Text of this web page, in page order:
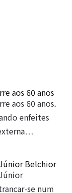
aos 60 anos
aos 60 anos.
enfeites
Belchior
se num